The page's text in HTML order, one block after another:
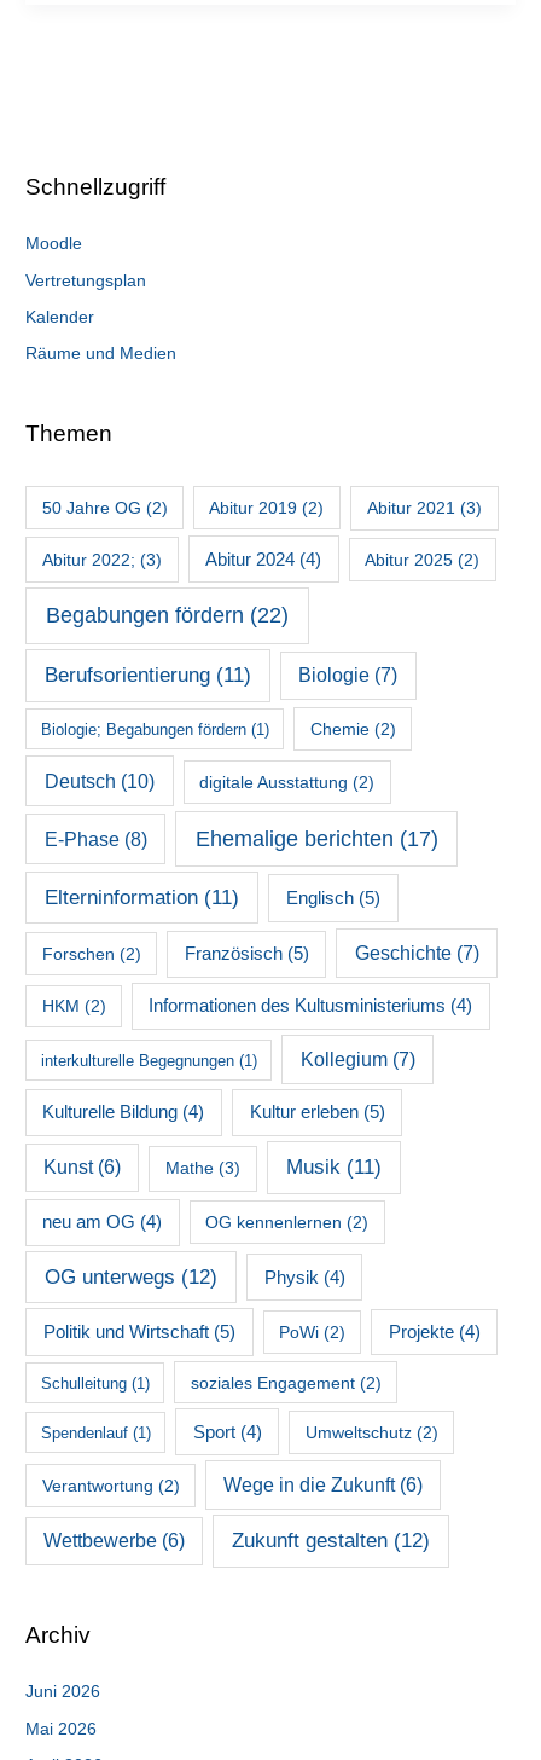
Schnellzugriff
Moodle
Vertretungsplan
Kalender
Räume und Medien
Themen
50 Jahre OG (2) Abitur 2019 (2) Abitur 2021 (3)
Abitur 2022; (3) Abitur 2024 (4) Abitur 2025 (2)
Begabungen fördern (22)
Berufsorientierung (11) Biologie (7)
Biologie; Begabungen fördern(1) Chemie(2)
Deutsch (10) digitale Ausstattung (2)
E-Phase(8) Ehemalige berichten (17)
Elterninformation (11) Englisch(5)
Forschen (2) Französisch(5) Geschichte(7)
HKM (2) Informationen des Kultusministeriums (4)
interkulturelle Begegnungen(1) Kollegium(7)
Kulturelle Bildung (4) Kultur erleben(5)
Kunst(6) Mathe (3) Musik (11)
neu am OG (4) OG kennenlernen (2)
OG unterwegs (12) Physik (4)
Politik und Wirtschaft(5) PoWi(2) Projekte(4)
Schulleitung(1) soziales Engagement(2)
Spendenlauf(1) Sport(4) Umweltschutz(2)
Verantwortung (2) Wege in die Zukunft(6)
Wettbewerbe (6) Zukunft gestalten (12)
Archiv
Juni 2026
Mai 2026